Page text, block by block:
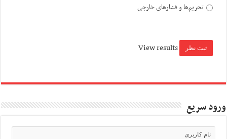
تحریم‌ها و فشارهای خارجی
View results
ورود سریع